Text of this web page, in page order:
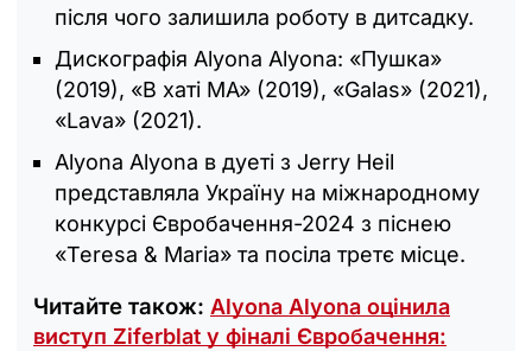
після чого залишила роботу в дитсадку.
Дискографія Alyona Alyona: «Пушка»
(2019), «В хаті МА» (2019), «Galas» (2021),
«Lava» (2021).
Alyona Alyona в дуеті з Jerry Heil
представляла Україну на міжнародному
конкурсі Євробачення-2024 з піснею
«Teresa & Maria» та посіла третє місце.
Читайте також: Alyona Alyona оцінила
виступ Ziferblat у фіналі Євробачення: